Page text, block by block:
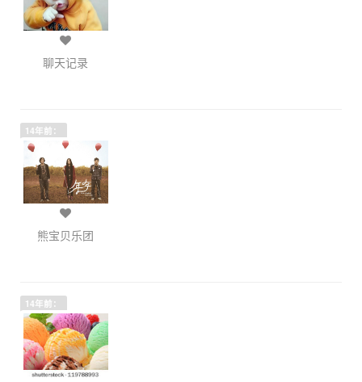
聊天记录
14年前：
熊宝贝乐团
14年前：